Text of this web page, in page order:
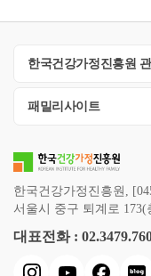
한국건강가정진흥원
패밀리사이트
한국건강가정진흥원,
서울시 중구 퇴계로
대표전화 :